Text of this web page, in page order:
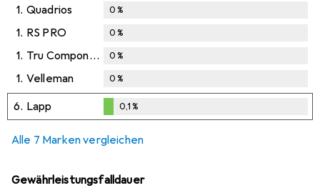
1. Quadrios 0%
1. RS PRO 0%
1. Tru Components 0%
1. Velleman 0%
6. Lapp
0,1%
0,1%
Alle 7 Marken vergleichen
Gewährleistungsfalldauer